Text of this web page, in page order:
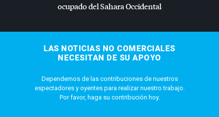
ocupado del Sahara Occidental
LAS NOTICIAS NO COMERCIALES
NECESITAN DE SU APOYO
Dependemos de las contribuciones de nuestros
espectadores y oyentes para realizar nuestro trabajo.
Por favor, haga su contribución hoy.